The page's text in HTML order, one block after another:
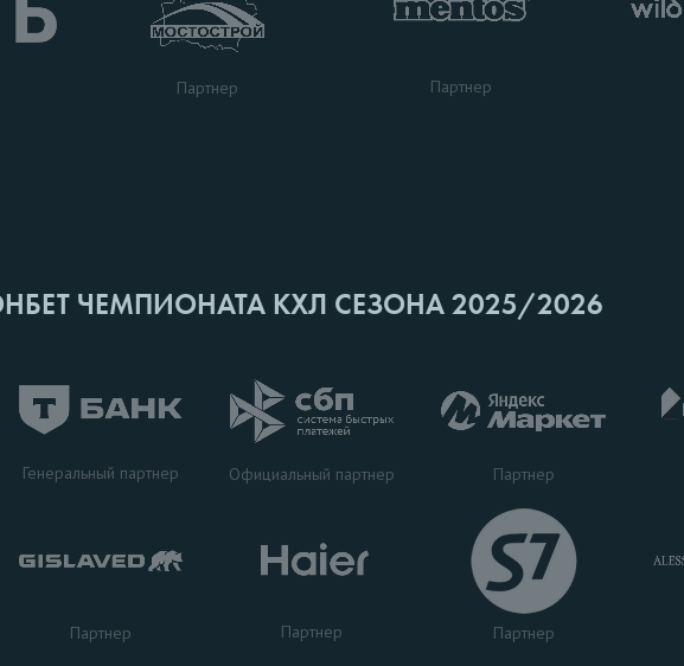
Партнер Партнер
ЧЕМПИОНАТА КХЛ СЕЗОНА 2025/2026
Генеральный партнер Официальный партнер Партнер
Партнер Партнер Партнер